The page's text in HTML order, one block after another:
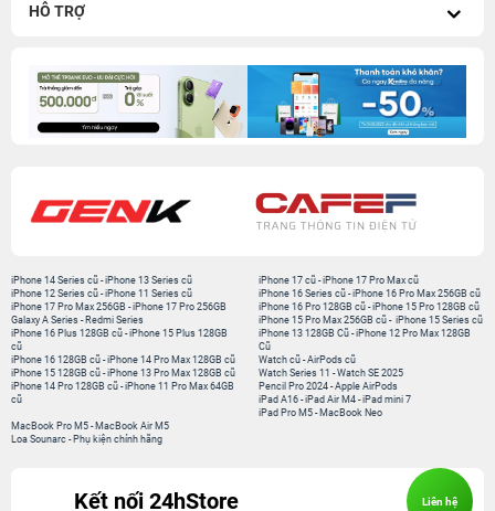
HỖ TRỢ
iPhone 14 Series cũ -iPhone 13 Series cũ
iPhone 12 Series cũ -iPhone 11 Series cũ
iPhone 17 Pro Max 256GB -iPhone 17 Pro 256GB
Galaxy A Series - Redmi Series
iPhone 17 cũ -iPhone 17 Pro Max cũ
iPhone 16 Series cũ - iPhone 16 Pro Max 256GB cũ
iPhone 16 Pro 128GB cũ -iPhone 15 Pro 128GB cũ
iPhone 15 Pro Max 256GB cũ - iPhone 15 Series cũ
iPhone 16 Plus 128GB cũ -iPhone 15 Plus 128GB
cũ
iPhone 16 128GB cũ -iPhone 14 Pro Max 128GB cũ
iPhone 15 128GB cũ -iPhone 13 Pro Max 128GB cũ
iPhone 14 Pro 128GB cũ -iPhone 11 Pro Max 64GB
cũ
iPhone 13 128GB Cũ -iPhone 12 Pro Max 128GB
Cũ
Watch cũ -AirPods cũ
Watch Series 11 -Watch SE 2025
Pencil Pro 2024 -Apple AirPods
iPad A16 -iPad Air M4 -iPad mini 7
iPad Pro M5 - MacBook Neo
MacBook Pro M5 - MacBook Air M5
Loa Sounarc - Phụ kiện chính hãng
Kết nối 24hStore Liên hệ